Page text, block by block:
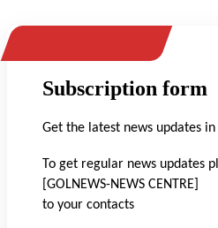
Subscription form
Get the latest news updates
To get regular news updates
[GOLNEWS-NEWS CENTRE]
to your contacts